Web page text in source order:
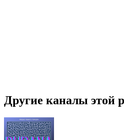
Другие каналы этой